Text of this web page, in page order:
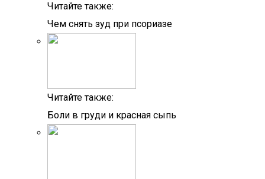
Читайте также:
Чем снять зуд при псориазе
Читайте также:
Боли в груди и красная сыпь